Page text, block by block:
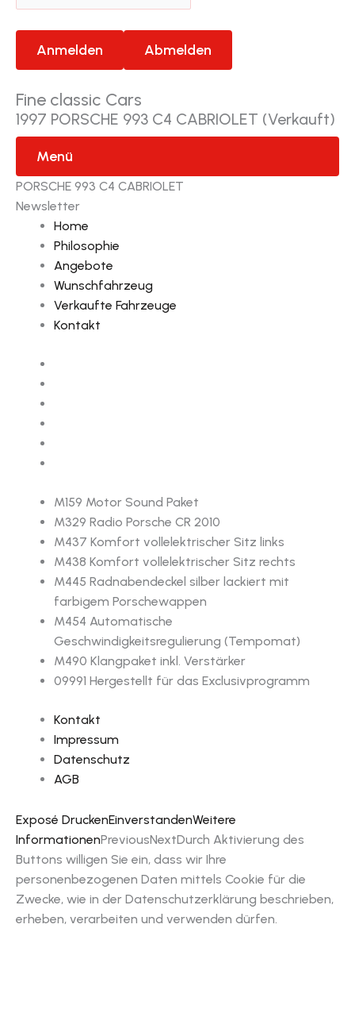
Fine classic Cars
1997 PORSCHE 993 C4 CABRIOLET (Verkauft)
Menü
PORSCHE 993 C4 CABRIOLET
Newsletter
Home
Philosophie
Angebote
Wunschfahrzeug
Verkaufte Fahrzeuge
Kontakt
M159 Motor Sound Paket
M329 Radio Porsche CR 2010
M437 Komfort vollelektrischer Sitz links
M438 Komfort vollelektrischer Sitz rechts
M445 Radnabendeckel silber lackiert mit
farbigem Porschewappen
M454 Automatische
Geschwindigkeitsregulierung (Tempomat)
M490 Klangpaket inkl. Verstärker
09991 Hergestellt für das Exclusivprogramm
Kontakt
Impressum
Datenschutz
AGB
Exposé DruckenEinverstandenWeitere
InformationenPreviousNextDurch Aktivierung des
Buttons willigen Sie ein, dass wir Ihre
personenbezogenen Daten mittels Cookie für die
Zwecke, wie in der Datenschutzerklärung beschrieben,
erheben, verarbeiten und verwenden dürfen.